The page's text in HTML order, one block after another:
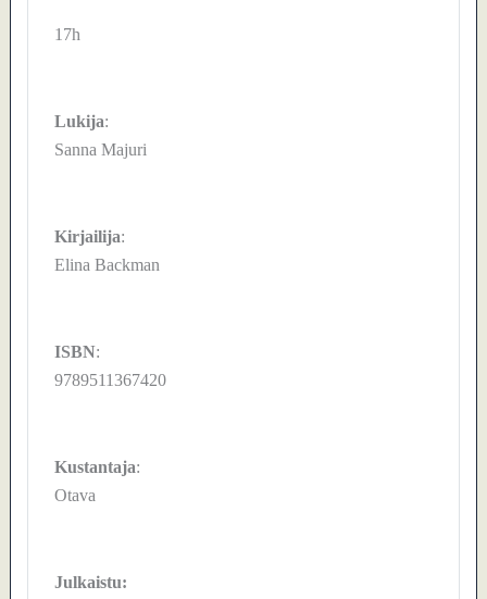
17h
Lukija:
Sanna Majuri
Kirjailija:
Elina Backman
ISBN:
9789511367420
Kustantaja:
Otava
Julkaistu: